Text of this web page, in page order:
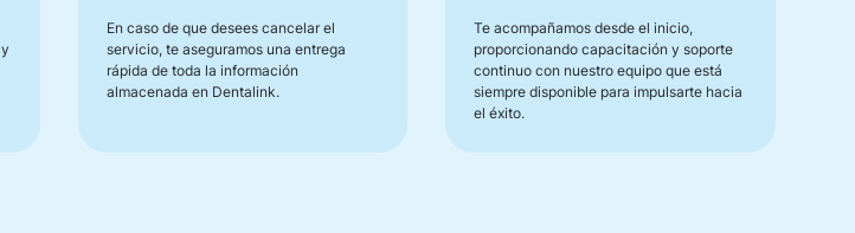
En caso de que desees cancelar el
servicio, te aseguramos una entrega
rápida de toda la información
almacenada en Dentalink.
Te acompañamos desde el inicio,
proporcionando capacitación y soporte
continuo con nuestro equipo que está
siempre disponible para impulsarte hacia
el éxito.